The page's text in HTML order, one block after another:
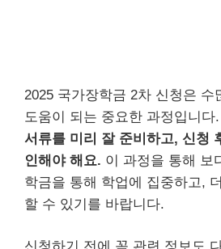
2025 국가장학금 2차 신청은 수
도움이 되는 중요한 과정입니다.
서류를 미리 잘 준비하고, 신청
인해야 해요. 이 과정을 통해 보
학금을 통해 학업에 집중하고,
할 수 있기를 바랍니다.